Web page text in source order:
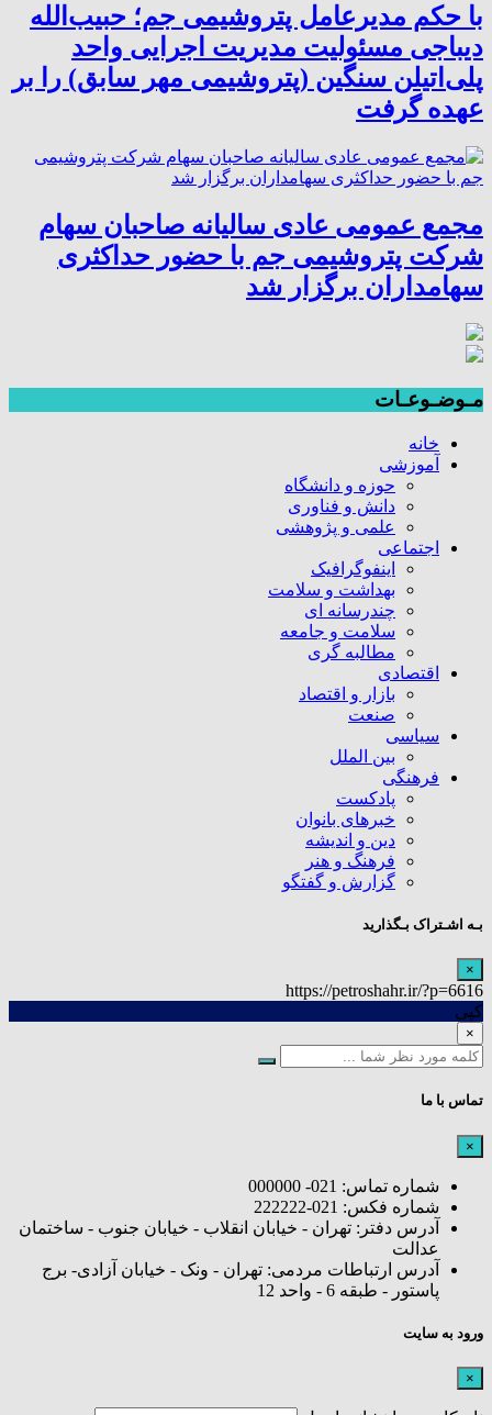
با حکم مدیرعامل پتروشیمی جم؛ حبیب‌الله
دیباجی مسئولیت مدیریت اجرایی واحد
پلی‌اتیلن سنگین (پتروشیمی مهر سابق) را بر
عهده گرفت
مجمع عمومی عادی سالیانه صاحبان سهام
شرکت پتروشیمی جم با حضور حداکثری
سهامداران برگزار شد
مـوضـوعـات
خانه
آموزشی
حوزه و دانشگاه
دانش و فناوری
علمی و پژوهشی
اجتماعی
اینفوگرافیک
بهداشت و سلامت
چندرسانه ای
سلامت و جامعه
مطالبه گری
اقتصادی
بازار و اقتصاد
صنعت
سیاسی
بین الملل
فرهنگی
پادکست
خبرهای بانوان
دین و اندیشه
فرهنگ و هنر
گزارش و گفتگو
بـه اشـتراک بـگذارید
×
https://petroshahr.ir/?p=6616
کپی
×
تماس با ما
×
شماره تماس: 021- 000000
شماره فکس: 021-222222
آدرس دفتر: تهران - خیابان انقلاب - خیابان جنوب - ساختمان
عدالت
آدرس ارتباطات مردمی: تهران - ونک - خیابان آزادی- برج
پاستور - طبقه 6 - واحد 12
ورود به سایت
×